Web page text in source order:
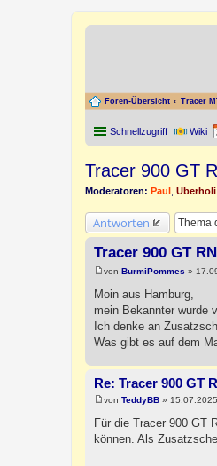
Foren-Übersicht Tracer
Schnellzugriff Wiki
Tracer 900 GT
Moderatoren: Paul Überholi
Antworten
Tracer 900 GT
i
t
r
a
g
von BurmiPommes »
Moin aus Hamburg,
mein Bekannter wurde
Ich denke an
Was gibt es auf dem
Re: Tracer 900 GT
e
i
t
von TeddyBB »
Für die Tracer 900 GT
können. Als